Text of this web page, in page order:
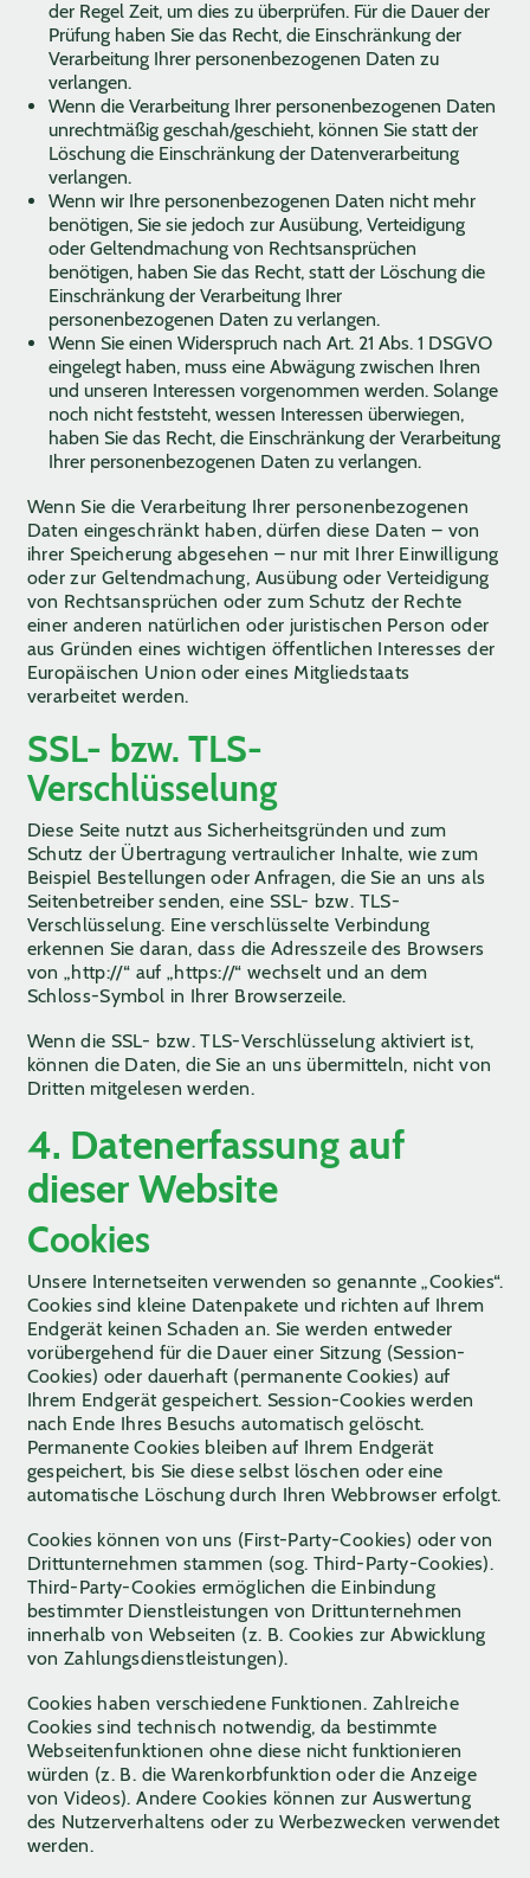
der Regel Zeit, um dies zu überprüfen. Für die Dauer der
Prüfung haben Sie das Recht, die Einschränkung der
Verarbeitung Ihrer personenbezogenen Daten zu
verlangen.
Wenn die Verarbeitung Ihrer personenbezogenen Daten
unrechtmäßig geschah/geschieht, können Sie statt der
Löschung die Einschränkung der Datenverarbeitung
verlangen.
Wenn wir Ihre personenbezogenen Daten nicht mehr
benötigen, Sie sie jedoch zur Ausübung, Verteidigung
oder Geltendmachung von Rechtsansprüchen
benötigen, haben Sie das Recht, statt der Löschung die
Einschränkung der Verarbeitung Ihrer
personenbezogenen Daten zu verlangen.
Wenn Sie einen Widerspruch nach Art. 21 Abs. 1 DSGVO
eingelegt haben, muss eine Abwägung zwischen Ihren
und unseren Interessen vorgenommen werden. Solange
noch nicht feststeht, wessen Interessen überwiegen,
haben Sie das Recht, die Einschränkung der Verarbeitung
Ihrer personenbezogenen Daten zu verlangen.
Wenn Sie die Verarbeitung Ihrer personenbezogenen
Daten eingeschränkt haben, dürfen diese Daten – von
ihrer Speicherung abgesehen – nur mit Ihrer Einwilligung
oder zur Geltendmachung, Ausübung oder Verteidigung
von Rechtsansprüchen oder zum Schutz der Rechte
einer anderen natürlichen oder juristischen Person oder
aus Gründen eines wichtigen öffentlichen Interesses der
Europäischen Union oder eines Mitgliedstaats
verarbeitet werden.
SSL- bzw. TLS-
Verschlüsselung
Diese Seite nutzt aus Sicherheitsgründen und zum
Schutz der Übertragung vertraulicher Inhalte, wie zum
Beispiel Bestellungen oder Anfragen, die Sie an uns als
Seitenbetreiber senden, eine SSL- bzw. TLS-
Verschlüsselung. Eine verschlüsselte Verbindung
erkennen Sie daran, dass die Adresszeile des Browsers
von „http://“ auf „https://“ wechselt und an dem
Schloss-Symbol in Ihrer Browserzeile.
Wenn die SSL- bzw. TLS-Verschlüsselung aktiviert ist,
können die Daten, die Sie an uns übermitteln, nicht von
Dritten mitgelesen werden.
4. Datenerfassung auf
dieser Website
Cookies
Unsere Internetseiten verwenden so genannte „Cookies“.
Cookies sind kleine Datenpakete und richten auf Ihrem
Endgerät keinen Schaden an. Sie werden entweder
vorübergehend für die Dauer einer Sitzung (Session-
Cookies) oder dauerhaft (permanente Cookies) auf
Ihrem Endgerät gespeichert. Session-Cookies werden
nach Ende Ihres Besuchs automatisch gelöscht.
Permanente Cookies bleiben auf Ihrem Endgerät
gespeichert, bis Sie diese selbst löschen oder eine
automatische Löschung durch Ihren Webbrowser erfolgt.
Cookies können von uns (First-Party-Cookies) oder von
Drittunternehmen stammen (sog. Third-Party-Cookies).
Third-Party-Cookies ermöglichen die Einbindung
bestimmter Dienstleistungen von Drittunternehmen
innerhalb von Webseiten (z. B. Cookies zur Abwicklung
von Zahlungsdienstleistungen).
Cookies haben verschiedene Funktionen. Zahlreiche
Cookies sind technisch notwendig, da bestimmte
Webseitenfunktionen ohne diese nicht funktionieren
würden (z. B. die Warenkorbfunktion oder die Anzeige
von Videos). Andere Cookies können zur Auswertung
des Nutzerverhaltens oder zu Werbezwecken verwendet
werden.